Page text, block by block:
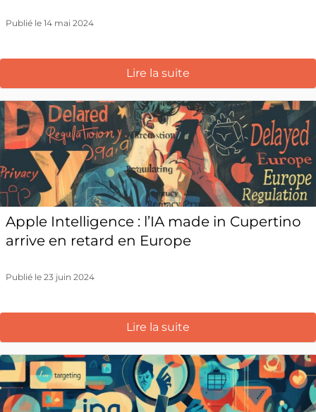
Publié le 14 mai 2024
Lire la suite
Apple Intelligence : l’IA made in Cupertino
arrive en retard en Europe
Publié le 23 juin 2024
Lire la suite